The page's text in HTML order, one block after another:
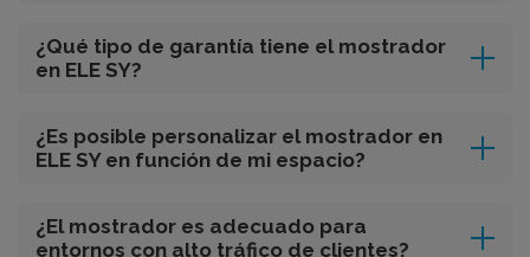
¿Qué tipo de garantía tiene el mostrador
en ELE SY?
¿Es posible personalizar el mostrador en
ELE SY en función de mi espacio?
¿El mostrador es adecuado para
entornos con alto tráfico de clientes?